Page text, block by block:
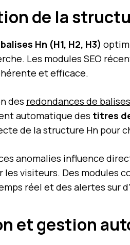
de la
balises Hn (H1, H2, H3)
Les modules SEO
et efficace.
des redondances de balises
automatique des titres
de la structure Hn pour
anomalies influence
les visiteurs. Des modules
réel et des alertes sur
et gestion